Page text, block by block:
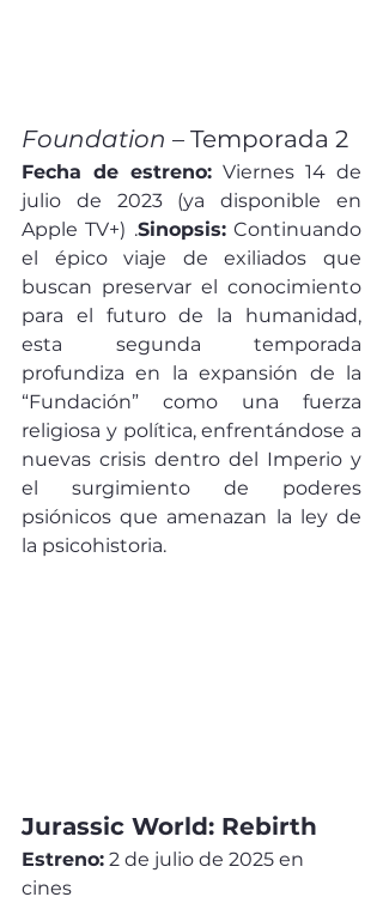
Foundation – Temporada 2
Fecha de estreno: Viernes 14 de
julio de 2023 (ya disponible en
Apple TV+) .Sinopsis: Continuando
el épico viaje de exiliados que
buscan preservar el conocimiento
para el futuro de la humanidad,
esta segunda temporada
profundiza en la expansión de la
“Fundación” como una fuerza
religiosa y política, enfrentándose a
nuevas crisis dentro del Imperio y
el surgimiento de poderes
psiónicos que amenazan la ley de
la psicohistoria.
Jurassic World: Rebirth
Estreno: 2 de julio de 2025 en
cines